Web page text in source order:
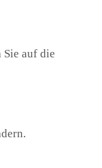
Sie auf die